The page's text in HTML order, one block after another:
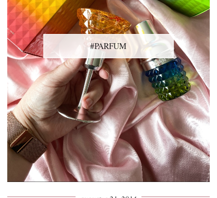
#PARFUM